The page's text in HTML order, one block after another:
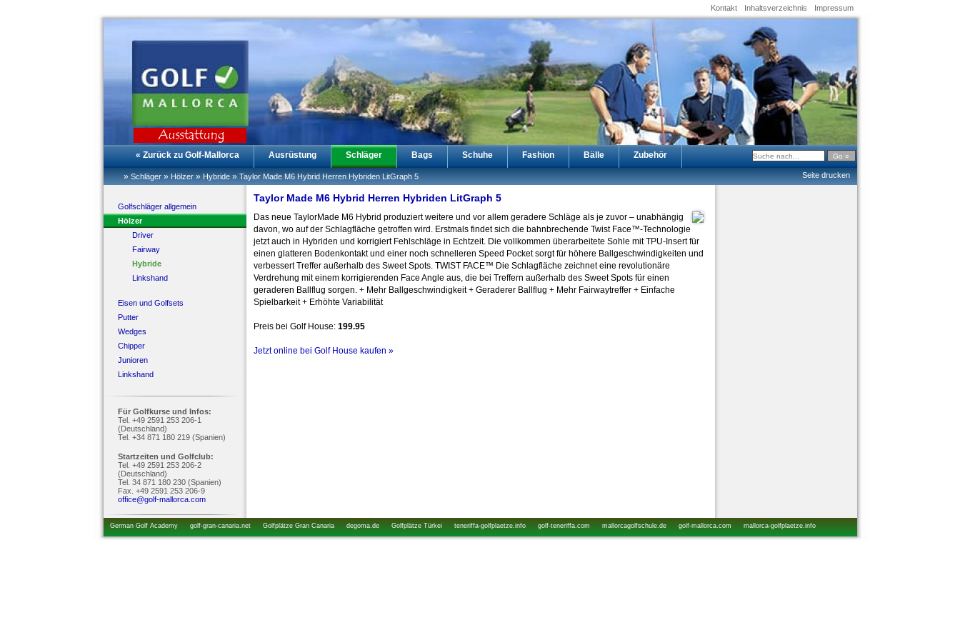
Kontakt Inhaltsverzeichnis Impressum
« Zurück zu Golf-Mallorca Ausrüstung Schläger Bags Schuhe Fashion Bälle Zubehör
Seite drucken
» Schläger» Hölzer» Hybride» Taylor Made M6 Hybrid Herren Hybriden LitGraph 5
Golfschläger allgemein
Hölzer
Driver
Fairway
Hybride
Linkshand
Eisen und Golfsets
Putter
Wedges
Chipper
Junioren
Linkshand
Für Golfkurse und Infos:
Tel. +49 2591 253 206-1
(Deutschland)
Tel. +34 871 180 219 (Spanien)
Startzeiten und Golfclub:
Tel. +49 2591 253 206-2
(Deutschland)
Tel. 34 871 180 230 (Spanien)
Fax. +49 2591 253 206-9
office@golf-mallorca.com
Taylor Made M6 Hybrid Herren Hybriden LitGraph 5
Das neue TaylorMade M6 Hybrid produziert weitere und vor allem geradere Schläge als je zuvor – unabhängig
davon, wo auf der Schlagfläche getroffen wird. Erstmals findet sich die bahnbrechende Twist Face™-Technologie
jetzt auch in Hybriden und korrigiert Fehlschläge in Echtzeit. Die vollkommen überarbeitete Sohle mit TPU-Insert für
einen glatteren Bodenkontakt und einer noch schnelleren Speed Pocket sorgt für höhere Ballgeschwindigkeiten und
verbessert Treffer außerhalb des Sweet Spots. TWIST FACE™ Die Schlagfläche zeichnet eine revolutionäre
Verdrehung mit einem korrigierenden Face Angle aus, die bei Treffern außerhalb des Sweet Spots für einen
geraderen Ballflug sorgen. + Mehr Ballgeschwindigkeit + Geraderer Ballflug + Mehr Fairwaytreffer + Einfache
Spielbarkeit + Erhöhte Variabilität
Preis bei Golf House: 199.95
Jetzt online bei Golf House kaufen »
German Golf Academy golf-gran-canaria.net Golfplätze Gran Canaria degoma.de Golfplätze Türkei teneriffa-golfplaetze.info golf-teneriffa.com mallorcagolfschule.de golf-mallorca.com mallorca-golfplaetze.info
startzeiten.de golfkurs-urlaub.de